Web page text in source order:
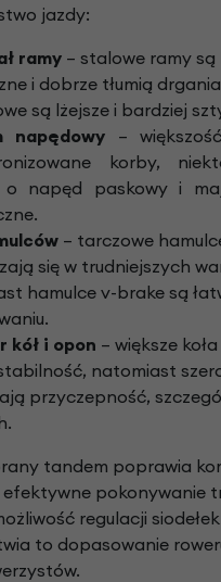
jazdy:
ramy – stalowe ramy są
i dobrze tłumią
są lżejsze i bardziej
napędowy –
korby,
napęd paskowy i
– tarczowe
się w trudniejszych
hamulce v-brake są
kół i opon – większe
natomiast
przyczepność,
tandem poprawia
pokonywanie
regulacji
to dopasowanie